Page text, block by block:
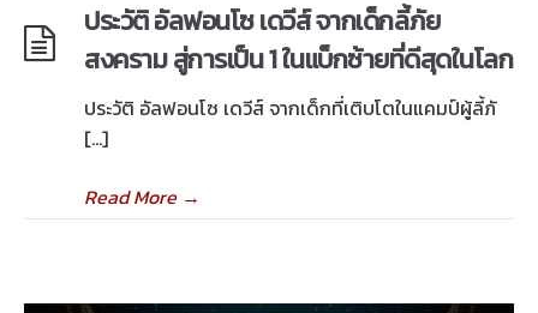
ประวัติ อัลฟอนโซ เดวีส์ จากเด็กลี้ภัย
สงคราม สู่การเป็น 1 ในแบ็กซ้ายที่ดีสุดในโลก
ประวัติ อัลฟอนโซ เดวีส์ จากเด็กที่เติบโตในแคมป์ผู้ลี้ภั
[…]
Read More→